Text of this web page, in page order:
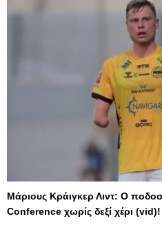
Μάριους Κράιγκερ Λιντ: Ο
Conference χωρίς δεξί χέρι (vid)!